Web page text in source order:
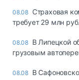
08.08 Страховая
требует 29 млн
08.08 В Липецкой
грузовым
08.08 В